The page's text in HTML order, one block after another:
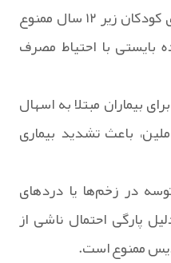
۳- مصرف گیاه سایه توسه برای کودکان زیر ۱۲ سال ممنوع
بایستی با احتیاط مصرف
بیماران مبتلا به اسهال
باعث تشدید بیماری
در زخم‌ها یا درد‌های
پارگی احتمال ناشی از
ممنوع است.